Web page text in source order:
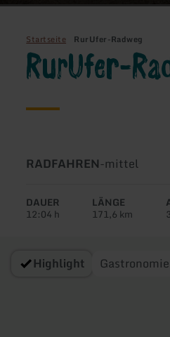
Startseite RurUfer-Radweg
RurUfer-
Art
Tour:
RADFAHREN-mittel
DAUER
12:04 h
LÄNGE
171,6 km
Highlight Gastronomie